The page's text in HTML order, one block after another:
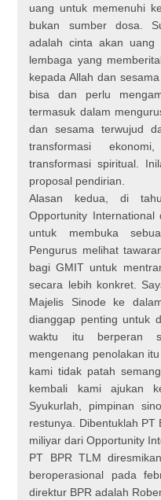
uang untuk memenuhi
bukan sumber dosa.
adalah cinta akan uang
lembaga yang
kepada Allah dan
bisa dan perlu
termasuk dalam
dan sesama terwujud
transformasi
transformasi spiritual.
proposal pendirian.
Alasan kedua, di
Opportunity
untuk membuka
Pengurus melihat
bagi GMIT untuk
secara lebih konkret.
Majelis Sinode ke
dianggap penting untuk
waktu itu berperan
mengenang penolakan
kami tidak patah
kembali kami ajukan
Syukurlah, pimpinan
restunya. Dibentuklah PT
miliyar dari Opportunity
PT BPR TLM
beroperasional pada
direktur BPR adalah